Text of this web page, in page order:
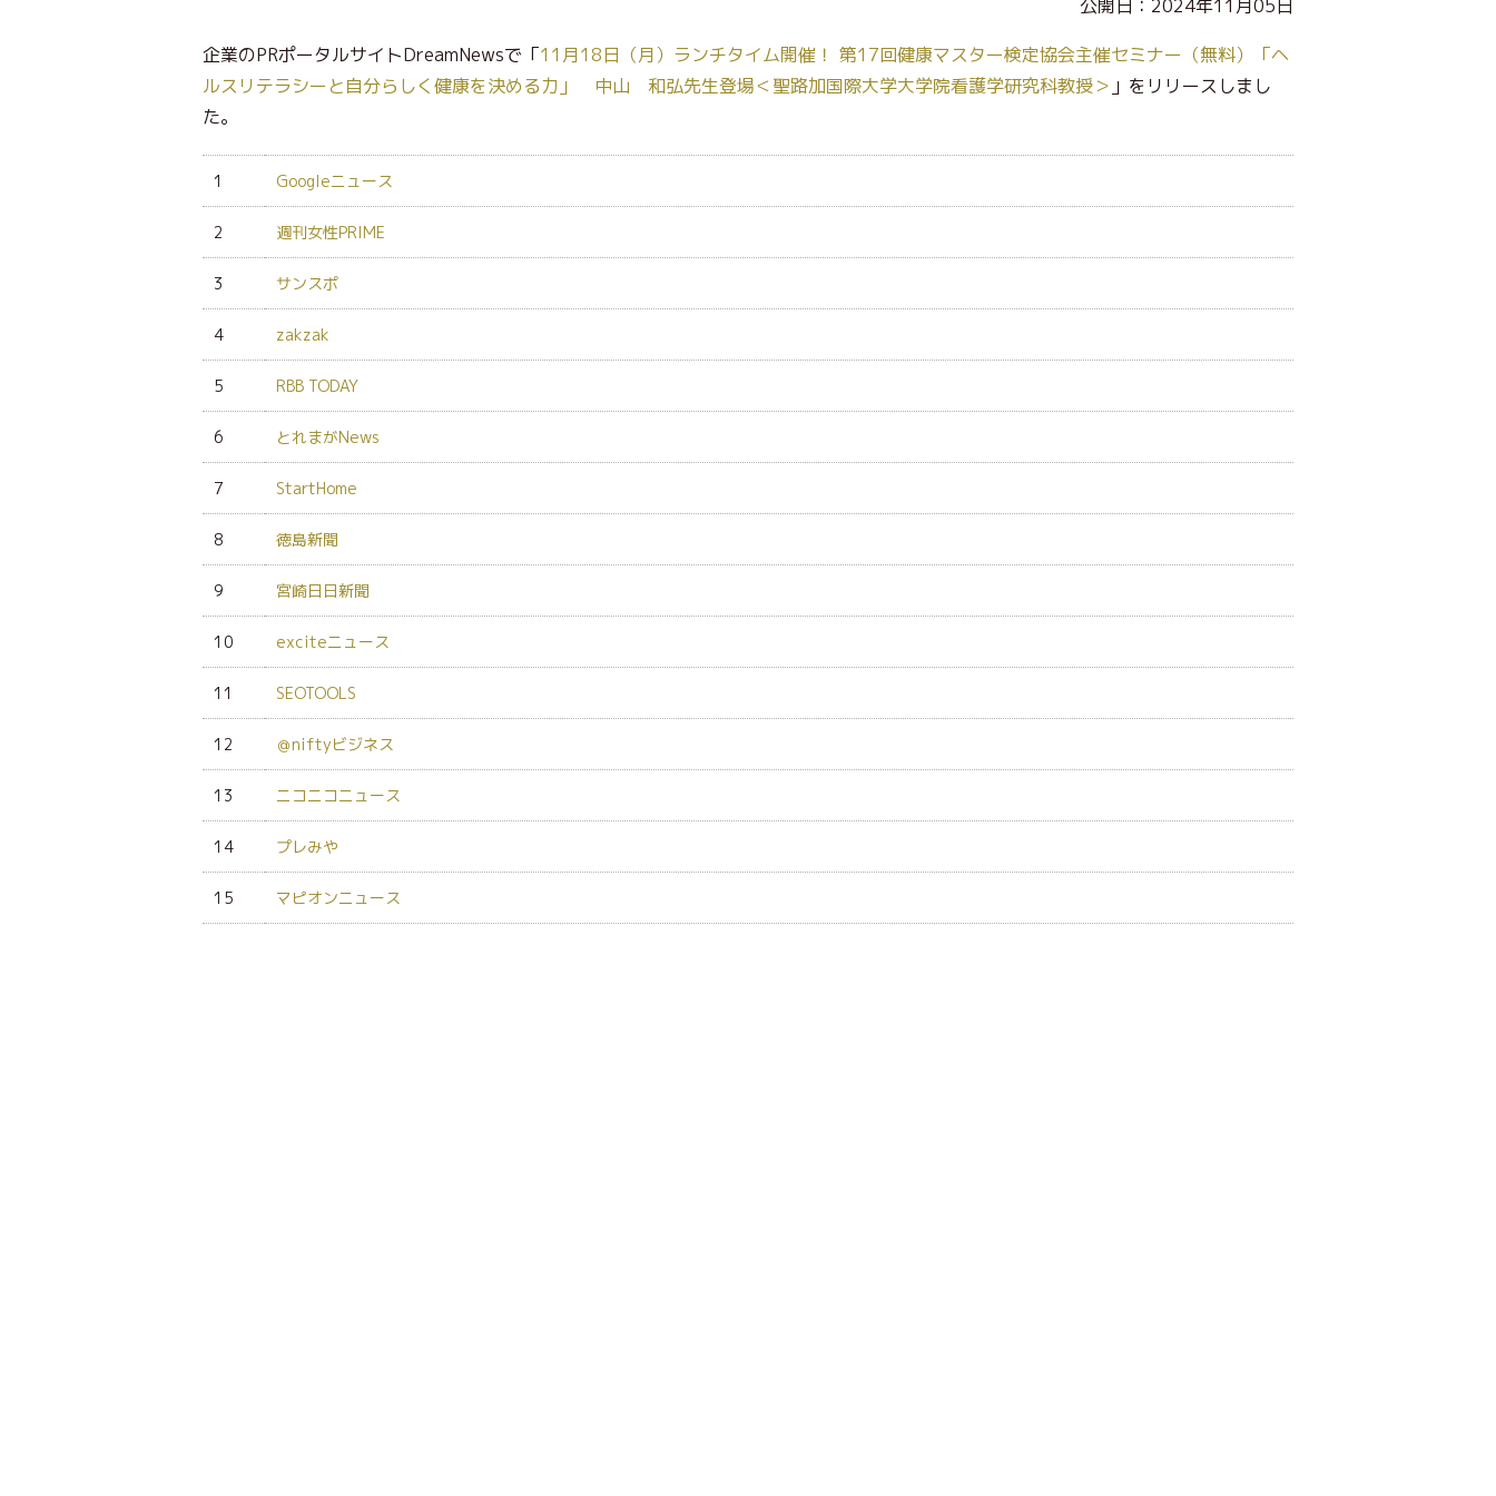
公開日：2024年11月05日
企業のPRポータルサイトDreamNewsで「11月18日（月）ランチタイム開催！ 第17回健康マスター検定協会主催セミナー（無料）「ヘ
ルスリテラシーと自分らしく健康を決める力」 中山 和弘先生登場＜聖路加国際大学大学院看護学研究科教授＞ 」をリリースしまし
た。
1 Googleニュース
2 週刊女性PRIME
3 サンスポ
4 zakzak
5 RBB TODAY
6 とれまがNews
7 StartHome
8 徳島新聞
9 宮崎日日新聞
10 exciteニュース
11 SEOTOOLS
12 ＠niftyビジネス
13 ニコニコニュース
14 プレみや
15 マピオンニュース